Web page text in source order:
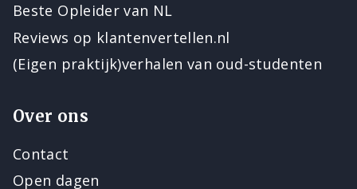
Beste Opleider van NL
Reviews op klantenvertellen.nl
(Eigen praktijk)verhalen van oud-studenten
Over ons
Contact
Open dagen